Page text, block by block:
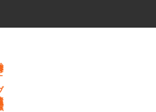
学金魚